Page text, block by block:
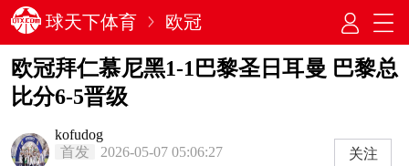
球天下体育 欧冠
欧冠拜仁慕尼黑1-1巴黎圣日耳曼 巴黎总
比分6-5晋级
kofudog
首发
2026-05-07 05:06:27 关注